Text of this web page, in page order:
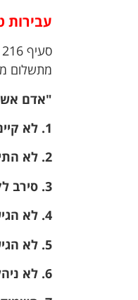
עבירות
מתשלום
"אדם
1. לא קיים דרישה הכלולה בהודעה שניתנה לו לפי פקודה זו;
2. לא התייצב, כפי שנדרש לכך בהודעה לפי פקודה זו, או שהתייצב אך לא השיב לשאלה שנשאל כדין;
3. סירב לקבל הודעה שנשלחה לו לפי פקודה זו;
4. לא הגיש במועדו דין וחשבון לפי הסעיפים 132 או 133;
5. לא הגיש במועדו דוח מנכה מקוון או דוח מעביד מקוון, לפי הוראות סעיף 166;
6. לא ניהל פנקסי חשבונות בהתאם להוראות המנהל שניתנו על פי סעיף 130(א);